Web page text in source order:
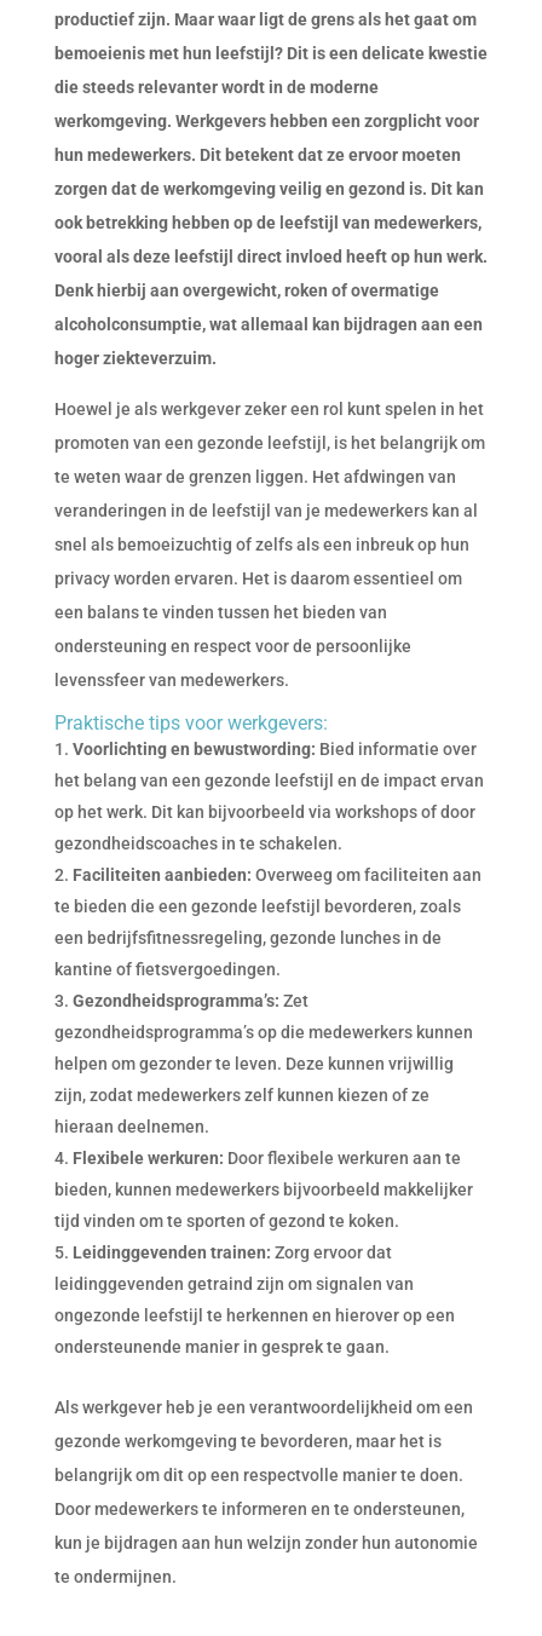
productief zijn. Maar waar ligt de grens als het gaat om
bemoeienis met hun leefstijl? Dit is een delicate kwestie
die steeds relevanter wordt in de moderne
werkomgeving. Werkgevers hebben een zorgplicht voor
hun medewerkers. Dit betekent dat ze ervoor moeten
zorgen dat de werkomgeving veilig en gezond is. Dit kan
ook betrekking hebben op de leefstijl van medewerkers,
vooral als deze leefstijl direct invloed heeft op hun werk.
Denk hierbij aan overgewicht, roken of overmatige
alcoholconsumptie, wat allemaal kan bijdragen aan een
hoger ziekteverzuim.
Hoewel je als werkgever zeker een rol kunt spelen in het
promoten van een gezonde leefstijl, is het belangrijk om
te weten waar de grenzen liggen. Het afdwingen van
veranderingen in de leefstijl van je medewerkers kan al
snel als bemoeizuchtig of zelfs als een inbreuk op hun
privacy worden ervaren. Het is daarom essentieel om
een balans te vinden tussen het bieden van
ondersteuning en respect voor de persoonlijke
levenssfeer van medewerkers.
Praktische tips voor werkgevers:
Voorlichting en bewustwording: Bied informatie over
het belang van een gezonde leefstijl en de impact ervan
op het werk. Dit kan bijvoorbeeld via workshops of door
gezondheidscoaches in te schakelen.
Faciliteiten aanbieden: Overweeg om faciliteiten aan
te bieden die een gezonde leefstijl bevorderen, zoals
een bedrijfsfitnessregeling, gezonde lunches in de
kantine of fietsvergoedingen.
Gezondheidsprogramma’s: Zet
gezondheidsprogramma’s op die medewerkers kunnen
helpen om gezonder te leven. Deze kunnen vrijwillig
zijn, zodat medewerkers zelf kunnen kiezen of ze
hieraan deelnemen.
Flexibele werkuren: Door flexibele werkuren aan te
bieden, kunnen medewerkers bijvoorbeeld makkelijker
tijd vinden om te sporten of gezond te koken.
Leidinggevenden trainen: Zorg ervoor dat
leidinggevenden getraind zijn om signalen van
ongezonde leefstijl te herkennen en hierover op een
ondersteunende manier in gesprek te gaan.
Als werkgever heb je een verantwoordelijkheid om een
gezonde werkomgeving te bevorderen, maar het is
belangrijk om dit op een respectvolle manier te doen.
Door medewerkers te informeren en te ondersteunen,
kun je bijdragen aan hun welzijn zonder hun autonomie
te ondermijnen.